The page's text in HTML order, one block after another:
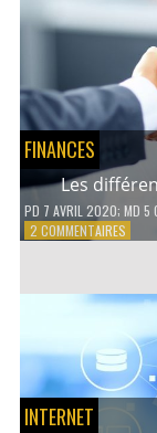
FINANCES
Les
PD 7 AVRIL 2020; MD 5
2 COMMENTAIRESSUR
D’UN
INTERNET